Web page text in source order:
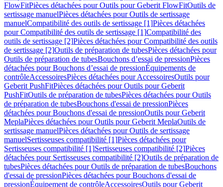
FlowFitPièces détachées pour Outils pour Geberit FlowFitOutils de
sertissage manuelPièces détachées pour Outils de sertissage
manuelCompatibilité des outils de sertissage [1]Pièces détachées
pour Compatibilité des outils de sertissage [1]Compatibilité des
outils de sertissage [2]Pièces détachées pour Compatibilité des outils
de sertissage [2]Outils de préparation de tubesPièces détachées pour
Outils de préparation de tubesBouchons d’essai de pressionPièces
détachées pour Bouchons d’essai de pressionÉquipements de
contrôleAccessoiresPièces détachées pour AccessoiresOutils pour
Geberit PushFitPièces détachées pour Outils pour Geberit
PushFitOutils de préparation de tubesPièces détachées pour Outils
de préparation de tubesBouchons d'essai de pressionPièces
détachées pour Bouchons d'essai de pressionOutils pour Geberit
MeplaPièces détachées pour Outils pour Geberit MeplaOutils de
sertissage manuelPièces détachées pour Outils de sertissage
manuelSertisseuses compatibilité [1]Pièces détachées pour
Sertisseuses compatibilité [1]Sertisseuses compatibilité [2]Pièces
détachées pour Sertisseuses compatibilité [2]Outils de préparation de
tubesPièces détachées pour Outils de préparation de tubesBouchons
d'essai de pressionPièces détachées pour Bouchons d'essai de
pressionÉquipement de contrôleAccessoiresOutils pour Geberit